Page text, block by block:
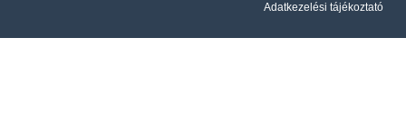
Adatkezelési tájékoztató